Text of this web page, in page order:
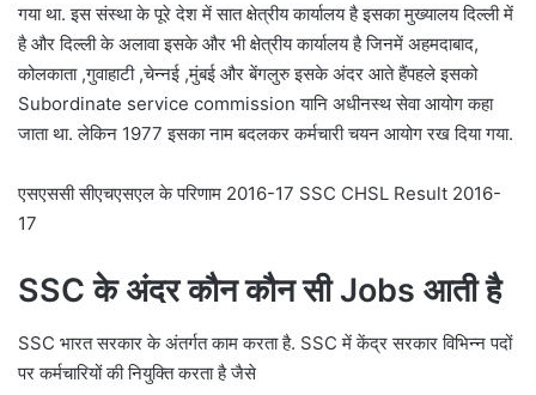
गया था. इस संस्था के पूरे देश में सात क्षेत्रीय कार्यालय है इसका मुख्यालय दिल्ली में
है और दिल्ली के अलावा इसके और भी क्षेत्रीय कार्यालय है जिनमें अहमदाबाद,
कोलकाता ,गुवाहाटी ,चेन्नई ,मुंबई और बेंगलुरु इसके अंदर आते हैंपहले इसको
Subordinate service commission यानि अधीनस्थ सेवा आयोग कहा
जाता था. लेकिन 1977 इसका नाम बदलकर कर्मचारी चयन आयोग रख दिया गया.
एसएससी सीएचएसएल के परिणाम 2016-17 SSC CHSL Result 2016-
17
SSC के अंदर कौन कौन सी Jobs आती है
SSC भारत सरकार के अंतर्गत काम करता है. SSC में केंद्र सरकार विभिन्न पदों
पर कर्मचारियों की नियुक्ति करता है जैसे